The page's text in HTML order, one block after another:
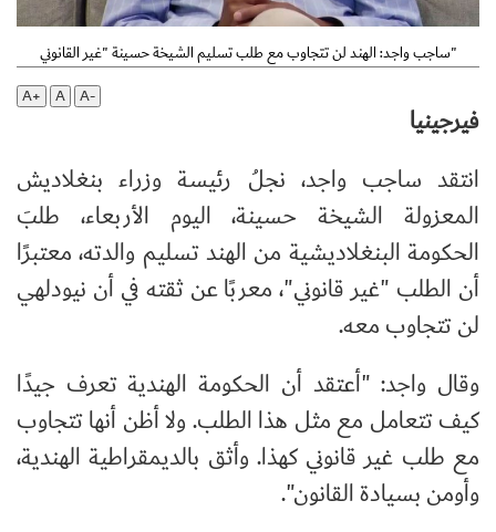
ساجب واجد: الهند لن تتجاوب مع طلب تسليم الشيخة حسينة "غير القانوني"
A+
A A-
فيرجينيا
انتقد ساجب واجد، نجلُ رئيسة وزراء بنغلاديش
المعزولة الشيخة حسينة، اليوم الأربعاء، طلبَ
الحكومة البنغلاديشية من الهند تسليم والدته، معتبرًا
أن الطلب "غير قانوني"، معربًا عن ثقته في أن نيودلهي
لن تتجاوب معه.
وقال واجد: "أعتقد أن الحكومة الهندية تعرف جيدًا
كيف تتعامل مع مثل هذا الطلب. ولا أظن أنها تتجاوب
مع طلب غير قانوني كهذا. وأثق بالديمقراطية الهندية،
وأومن بسيادة القانون".